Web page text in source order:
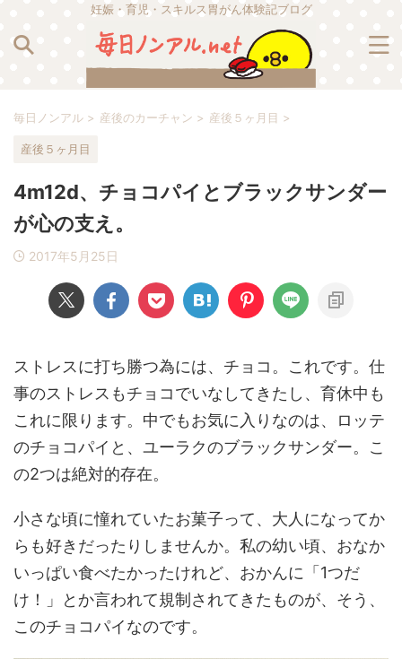
妊娠・育児・スキルス胃がん体験記ブログ
毎日ノンアル > 産後のカーチャン > 産後５ヶ月目 >
産後５ヶ月目
4m12d、チョコパイとブラックサンダー
が心の支え。
2017年5月25日
ストレスに打ち勝つ為には、チョコ。これです。仕
事のストレスもチョコでいなしてきたし、育休中も
これに限ります。中でもお気に入りなのは、ロッテ
のチョコパイと、ユーラクのブラックサンダー。こ
の2つは絶対的存在。
小さな頃に憧れていたお菓子って、大人になってか
らも好きだったりしませんか。私の幼い頃、おなか
いっぱい食べたかったけれど、おかんに「1つだ
け！」とか言われて規制されてきたものが、そう、
このチョコパイなのです。